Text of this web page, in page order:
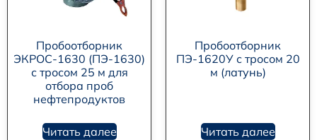
Пробоотборник
ЭКРОС-1630 (ПЭ-1630)
с тросом 25 м для
отбора проб
нефтепродуктов
Читать далее
Пробоотборник
ПЭ-1620У с тросом 20
м (латунь)
Читать далее